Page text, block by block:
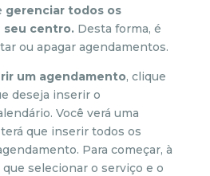
gerenciar todos os
seu centro.Desta forma, é
ou apagar agendamentos.
um agendamento, clique
deseja inserir o
Você verá uma
que inserir todos os
Para começar, à
selecionar o serviço e o